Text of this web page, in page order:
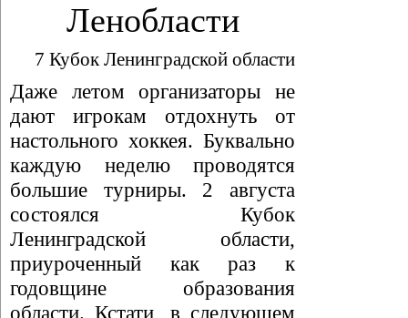
Ленобласти
7 Кубок Ленинградской области
Даже летом организаторы не
дают игрокам отдохнуть от
настольного хоккея. Буквально
каждую неделю проводятся
большие турниры. 2 августа
состоялся Кубок
Ленинградской области,
приуроченный как раз к
годовщине образования
области. Кстати, в следующем